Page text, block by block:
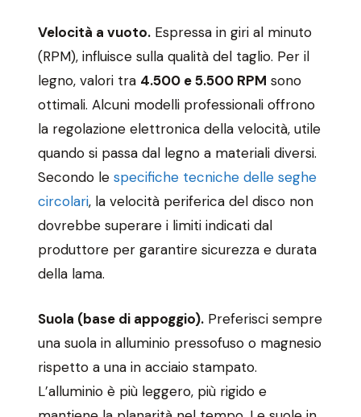
Velocità a vuoto. Espressa in giri al minuto
(RPM), influisce sulla qualità del taglio. Per il
legno, valori tra 4.500 e 5.500 RPM sono
ottimali. Alcuni modelli professionali offrono
la regolazione elettronica della velocità, utile
quando si passa dal legno a materiali diversi.
Secondo le specifiche tecniche delle seghe
circolari, la velocità periferica del disco non
dovrebbe superare i limiti indicati dal
produttore per garantire sicurezza e durata
della lama.
Suola (base di appoggio). Preferisci sempre
una suola in alluminio pressofuso o magnesio
rispetto a una in acciaio stampato.
L’alluminio è più leggero, più rigido e